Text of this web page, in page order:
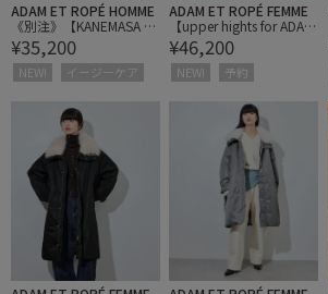
ADAM ET ROPÉ HOMME
《別注》【KANEMASA P
HIL. / カネマサ フィル】
28G Ombre Check Mode
st Shirt
¥35,200
NEW! イージーケア
ADAM ET ROPÉ FEMME
【upper hights for ADAM
ET ROPE'】別注 THE U-B
ENCH MID
¥46,200
NEW! 予約